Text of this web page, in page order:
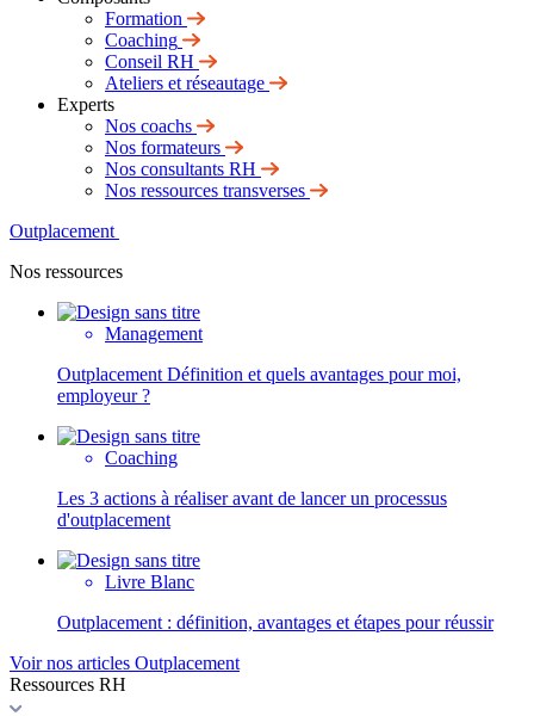
Formation
Coaching
Conseil RH
Ateliers et réseautage
Experts
Nos coachs
Nos formateurs
Nos consultants RH
Nos ressources transverses
Outplacement
Nos ressources
Management
Outplacement Définition et quels avantages pour moi,
employeur ?
Coaching
Les 3 actions à réaliser avant de lancer un processus
d'outplacement
Livre Blanc
Outplacement : définition, avantages et étapes pour réussir
Voir nos articles Outplacement
Ressources RH